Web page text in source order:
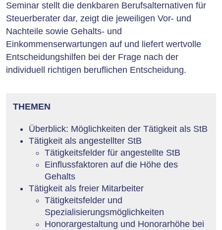
Seminar stellt die denkbaren Berufsalternativen für
Steuerberater dar, zeigt die jeweiligen Vor- und
Nachteile sowie Gehalts- und
Einkommenserwartungen auf und liefert wertvolle
Entscheidungshilfen bei der Frage nach der
individuell richtigen beruflichen Entscheidung.
THEMEN
Überblick: Möglichkeiten der Tätigkeit als StB
Tätigkeit als angestellter StB
Tätigkeitsfelder für angestellte StB
Einflussfaktoren auf die Höhe des
Gehalts
Tätigkeit als freier Mitarbeiter
Tätigkeitsfelder und
Spezialisierungsmöglichkeiten
Honorargestaltung und Honorarhöhe bei